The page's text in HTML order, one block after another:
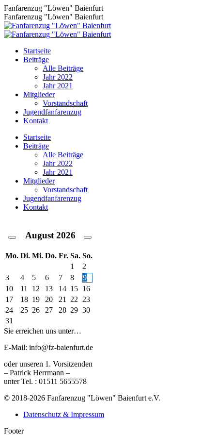
Zum
Inhalt
springen
Fanfarenzug "Löwen" Baienfurt
Fanfarenzug "Löwen" Baienfurt
Startseite
Beiträge
Alle Beiträge
Jahr 2022
Jahr 2021
Mitglieder
Vorstandschaft
Jugendfanfarenzug
Kontakt
Facebook
page
window
Startseite
Beiträge
Alle Beiträge
Jahr 2022
Jahr 2021
Mitglieder
Vorstandschaft
Jugendfanfarenzug
Kontakt
August 2026
Mo. Di. Mi. Do. Fr. Sa. So.
1
2
3
4 5 6 7 8
9
10
11 12 13 14 15 16
17
18 19 20 21 22
23
24
25 26 27 28 29 30
31
Sie erreichen uns unter…
E-Mail: info@fz-baienfurt.de
oder unseren 1. Vorsitzenden
– Patrick Herrmann –
unter Tel. : 01511 5655578
© 2018-2026 Fanfarenzug "Löwen" Baienfurt e.V.
Datenschutz & Impressum
Footer